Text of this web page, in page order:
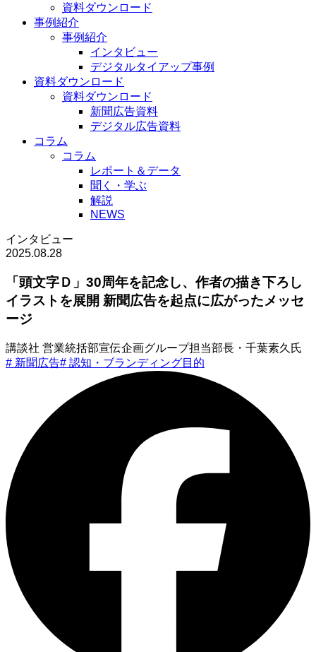
資料ダウンロード
事例紹介
事例紹介
インタビュー
デジタルタイアップ事例
資料ダウンロード
資料ダウンロード
新聞広告資料
デジタル広告資料
コラム
コラム
レポート＆データ
聞く・学ぶ
解説
NEWS
インタビュー
2025.08.28
「頭文字Ｄ」30周年を記念し、作者の描き下ろし
イラストを展開 新聞広告を起点に広がったメッセ
ージ
講談社 営業統括部宣伝企画グループ担当部長・千葉素久氏
# 新聞広告# 認知・ブランディング目的